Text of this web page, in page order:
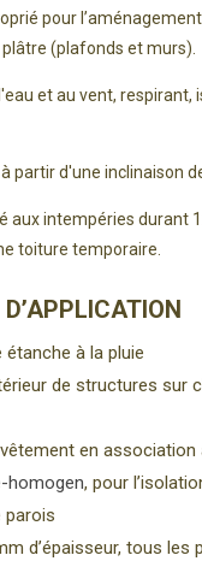
pour
(plafonds et murs).
et au vent, respirant,
partir d'une inclinaison
aux intempéries durant
toiture temporaire.
à la pluie
de structures sur
en
homogen, pour
parois
d’épaisseur, tous les